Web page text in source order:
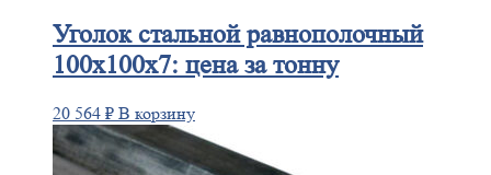
Уголокстальной равнополочный
100х100х7: цена за тонну
20 564 ₽ В корзину